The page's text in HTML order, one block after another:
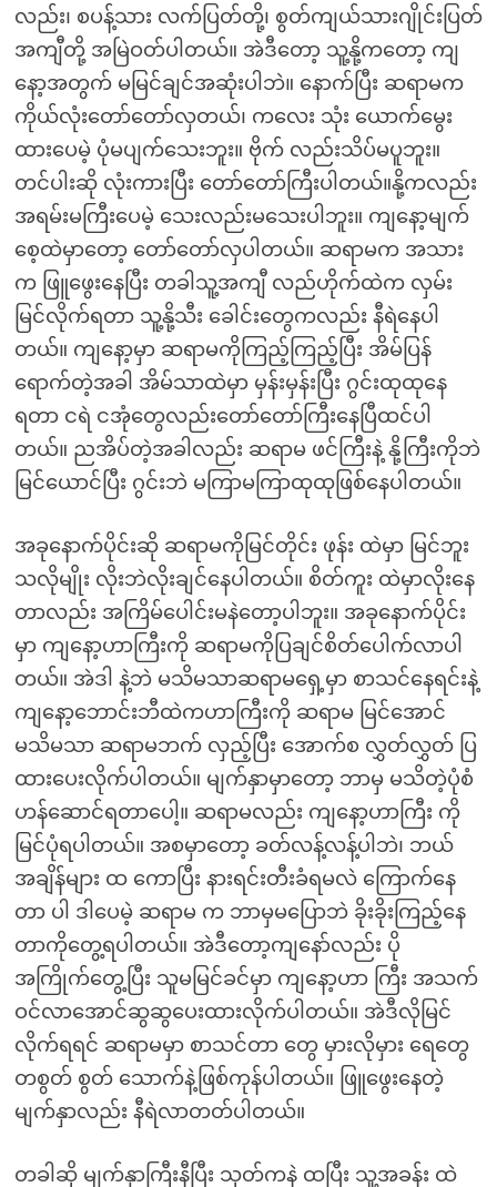
လည်း၊ စပန့်သား လက်ပြတ်တို့၊ စွတ်ကျယ်သားဂျိုင်းပြတ်
အကျီတို့ အမြဲဝတ်ပါတယ်။ အဲဒီတော့ သူ့နို့ကတော့ ကျ
နော့အတွက် မမြင်ချင်အဆုံးပါဘဲ။ နောက်ပြီး ဆရာမက
ကိုယ်လုံးတော်တော်လှတယ်၊ ကလေး သုံး ယောက်မွေး
ထားပေမဲ့ ပုံမပျက်သေးဘူး။ ဗိုက် လည်းသိပ်မပူဘူး။
တင်ပါးဆို လုံးကားပြီး တော်တော်ကြီးပါတယ်။နို့ကလည်း
အရမ်းမကြီးပေမဲ့ သေးလည်းမသေးပါဘူး။ ကျနော့မျက်
စေ့ထဲမှာတော့ တော်တော်လှပါတယ်။ ဆရာမက အသား
က ဖြူဖွေးနေပြီး တခါသူ့အကျီ လည်ဟိုက်ထဲက လှမ်း
မြင်လိုက်ရတာ သူ့နို့သီး ခေါင်းတွေကလည်း နီရဲနေပါ
တယ်။ ကျနော့မှာ ဆရာမကိုကြည့်ကြည့်ပြီး အိမ်ပြန်
ရောက်တဲ့အခါ အိမ်သာထဲမှာ မှန်းမှန်းပြီး ဂွင်းထုထုနေ
ရတာ ငရဲ ငအုံတွေလည်းတော်တော်ကြီးနေပြီထင်ပါ
တယ်။ ညအိပ်တဲ့အခါလည်း ဆရာမ ဖင်ကြီးနဲ့ နို့ကြီးကိုဘဲ
မြင်ယောင်ပြီး ဂွင်းဘဲ မကြာမကြာထုထုဖြစ်နေပါတယ်။
အခုနောက်ပိုင်းဆို ဆရာမကိုမြင်တိုင်း ဖုန်း ထဲမှာ မြင်ဘူး
သလိုမျိုး လိုးဘဲလိုးချင်နေပါတယ်။ စိတ်ကူး ထဲမှာလိုးနေ
တာလည်း အကြိမ်ပေါင်းမနဲတော့ပါဘူး။ အခုနောက်ပိုင်း
မှာ ကျနော့ဟာကြီးကို ဆရာမကိုပြချင်စိတ်ပေါက်လာပါ
တယ်။ အဲဒါ နဲ့ဘဲ မသိမသာဆရာမရှေ့မှာ စာသင်နေရင်းနဲ့
ကျနော့ဘောင်းဘီထဲကဟာကြီးကို ဆရာမ မြင်အောင်
မသိမသာ ဆရာမဘက် လှည့်ပြီး အောက်စ လွှတ်လွှတ် ပြ
ထားပေးလိုက်ပါတယ်။ မျက်နှာမှာတော့ ဘာမှ မသိတဲ့ပုံစံ
ဟန်ဆောင်ရတာပေါ့။ ဆရာမလည်း ကျနော့ဟာကြီး ကို
မြင်ပုံရပါတယ်။ အစမှာတော့ ခတ်လန့်လန့်ပါဘဲ၊ ဘယ်
အချိန်များ ထ ကောပြီး နားရင်းတီးခံရမလဲ ကြောက်နေ
တာ ပါ ဒါပေမဲ့ ဆရာမ က ဘာမှမပြောဘဲ ခိုးခိုးကြည့်နေ
တာကိုတွေ့ရပါတယ်။ အဲဒီတော့ကျနော်လည်း ပို
အကြိုက်တွေ့ပြီး သူမမြင်ခင်မှာ ကျနော့ဟာ ကြီး အသက်
ဝင်လာအောင်ဆွဆွပေးထားလိုက်ပါတယ်။ အဲဒီလိုမြင်
လိုက်ရရင် ဆရာမမှာ စာသင်တာ တွေ မှားလိုမှား ရေတွေ
တစွတ် စွတ် သောက်နဲ့ဖြစ်ကုန်ပါတယ်။ ဖြူဖွေးနေတဲ့
မျက်နှာလည်း နီရဲလာတတ်ပါတယ်။
တခါဆို မျက်နှာကြီးနီပြီး သုတ်ကနဲ ထပြီး သူ့အခန်း ထဲ